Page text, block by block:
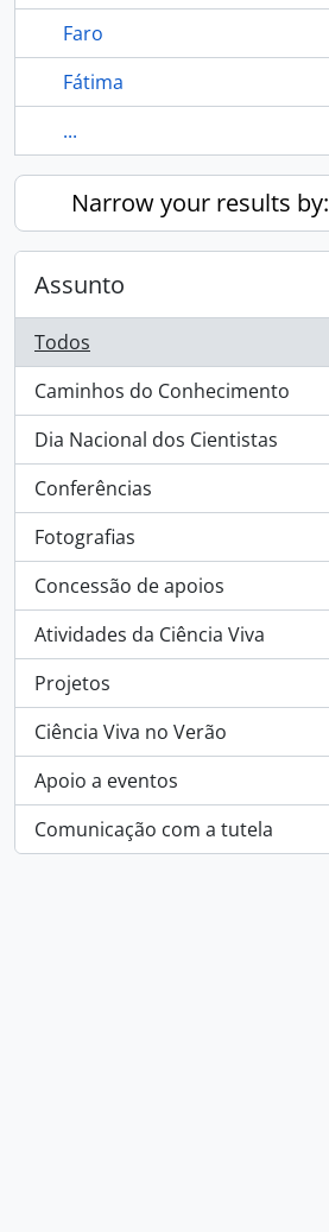
Faro
Fátima
...
Narrow your results by:
Assunto
Todos
Caminhos do Conhecimento
, 39 resultados
Dia Nacional dos Cientistas
, 38 resultados
Conferências
, 36 resultados
Fotografias
, 36 resultados
Concessão de apoios
, 15 resultados
Atividades da Ciência Viva
, 9 resultados
Projetos
, 7 resultados
Ciência Viva no Verão
, 6 resultados
Apoio a eventos
, 4 resultados
Comunicação com a tutela
, 4 resultados